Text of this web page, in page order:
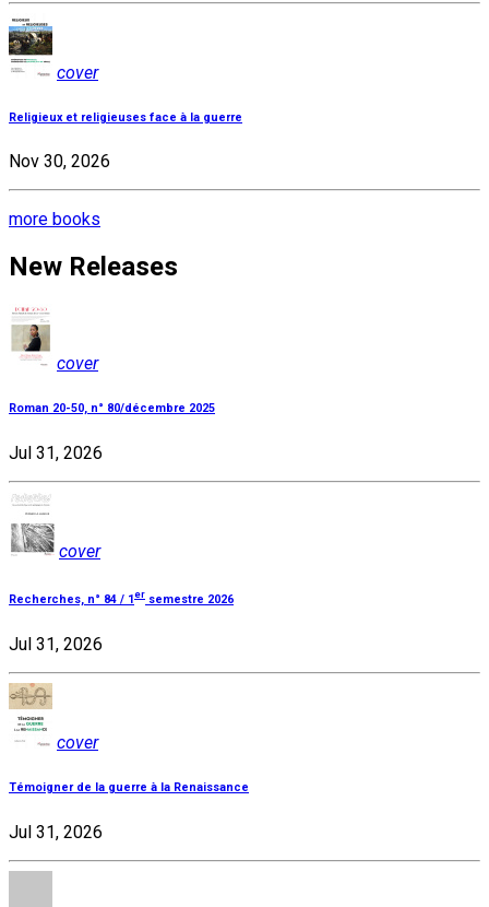
cover
Religieux et religieuses face à la guerre
Nov 30, 2026
more books
New Releases
cover
Roman 20-50, n° 80/décembre 2025
Jul 31, 2026
cover
Recherches, n° 84 / 1er semestre 2026
Jul 31, 2026
cover
Témoigner de la guerre à la Renaissance
Jul 31, 2026